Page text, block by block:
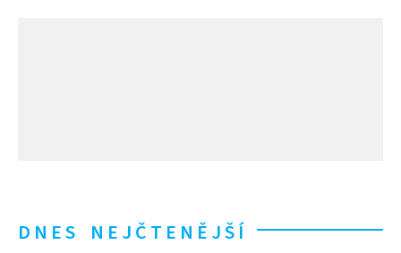
DNES NEJČTENĚJŠÍ